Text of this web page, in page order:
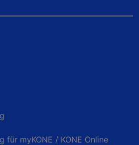
für myKONE / KONE Online